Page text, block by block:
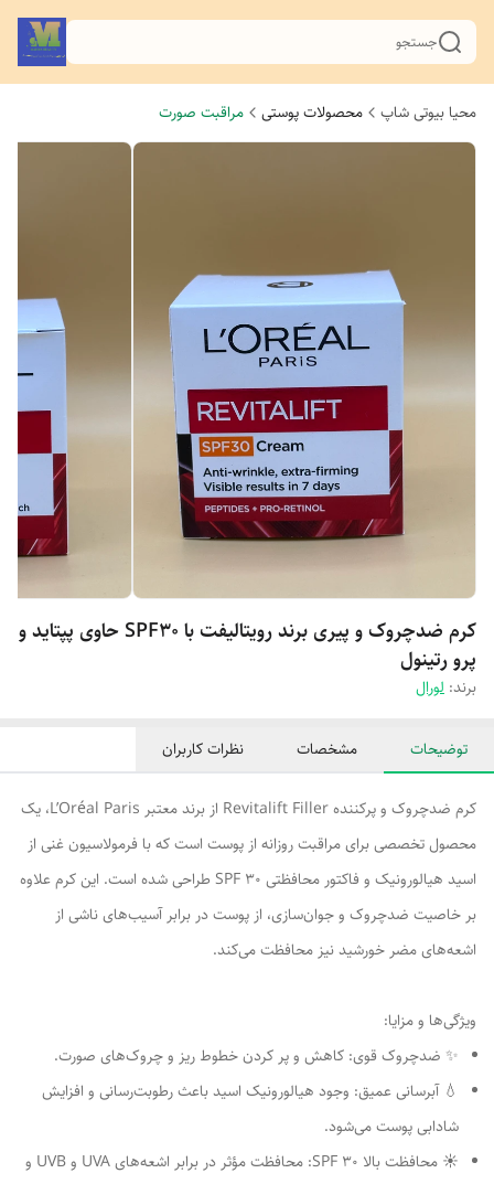
جستجو
محیا بیوتی شاپ محصولات پوستی مراقبت صورت
کرم ضدچروک و پیری برند رویتالیفت با SPF30 حاوی پپتاید و
پرو رتینول
برند: لورال
توضیحات مشخصات نظرات کاربران
کرم ضدچروک و پرکننده Revitalift Filler از برند معتبر L’Oréal Paris، یک
محصول تخصصی برای مراقبت روزانه از پوست است که با فرمولاسیون غنی از
اسید هیالورونیک و فاکتور محافظتی SPF ۳۰ طراحی شده است. این کرم علاوه
بر خاصیت ضدچروک و جوان‌سازی، از پوست در برابر آسیب‌های ناشی از
اشعه‌های مضر خورشید نیز محافظت می‌کند.
ویژگی‌ها و مزایا:
✨ ضدچروک قوی: کاهش و پر کردن خطوط ریز و چروک‌های صورت.
💧 آبرسانی عمیق: وجود هیالورونیک اسید باعث رطوبت‌رسانی و افزایش
شادابی پوست می‌شود.
☀️ محافظت بالا SPF ۳۰: محافظت مؤثر در برابر اشعه‌های UVA و UVB و